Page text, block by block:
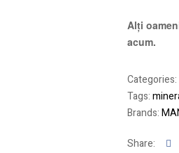
Alți
acum.
Categories:
Tags:
Brands:
Share: